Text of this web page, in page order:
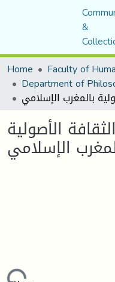
&
Home
Department of
الأصولية
الإسلامي